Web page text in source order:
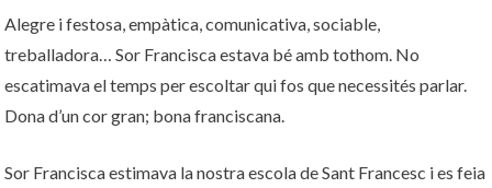
Alegre i festosa, empàtica, comunicativa, sociable,
treballadora… Sor Francisca estava bé amb tothom. No
escatimava el temps per escoltar qui fos que necessités parlar.
Dona d’un cor gran; bona franciscana.
Sor Francisca estimava la nostra escola de Sant Francesc i es feia